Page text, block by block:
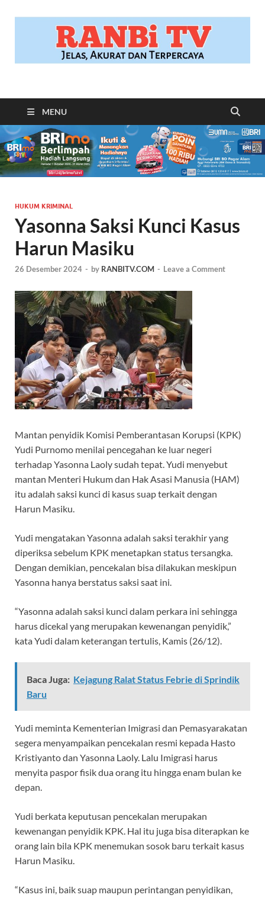
RANBITV.COM
MENU
HUKUM KRIMINAL
Yasonna Saksi Kunci Kasus
Harun Masiku
26 Desember 2024 - by RANBITV.COM - Leave a Comment
Mantan penyidik Komisi Pemberantasan Korupsi (KPK)
Yudi Purnomo menilai pencegahan ke luar negeri
terhadap Yasonna Laoly sudah tepat. Yudi menyebut
mantan Menteri Hukum dan Hak Asasi Manusia (HAM)
itu adalah saksi kunci di kasus suap terkait dengan
Harun Masiku.
Yudi mengatakan Yasonna adalah saksi terakhir yang
diperiksa sebelum KPK menetapkan status tersangka.
Dengan demikian, pencekalan bisa dilakukan meskipun
Yasonna hanya berstatus saksi saat ini.
“Yasonna adalah saksi kunci dalam perkara ini sehingga
harus dicekal yang merupakan kewenangan penyidik,”
kata Yudi dalam keterangan tertulis, Kamis (26/12).
Baca Juga: Kejagung Ralat Status Febrie di Sprindik
Baru
Yudi meminta Kementerian Imigrasi dan Pemasyarakatan
segera menyampaikan pencekalan resmi kepada Hasto
Kristiyanto dan Yasonna Laoly. Lalu Imigrasi harus
menyita paspor fisik dua orang itu hingga enam bulan ke
depan.
Yudi berkata keputusan pencekalan merupakan
kewenangan penyidik KPK. Hal itu juga bisa diterapkan ke
orang lain bila KPK menemukan sosok baru terkait kasus
Harun Masiku.
“Kasus ini, baik suap maupun perintangan penyidikan,